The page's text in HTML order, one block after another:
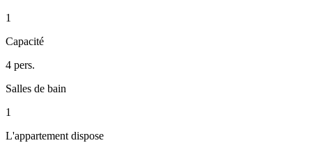
1
Capacité
4 pers.
Salles de bain
1
L'appartement dispose